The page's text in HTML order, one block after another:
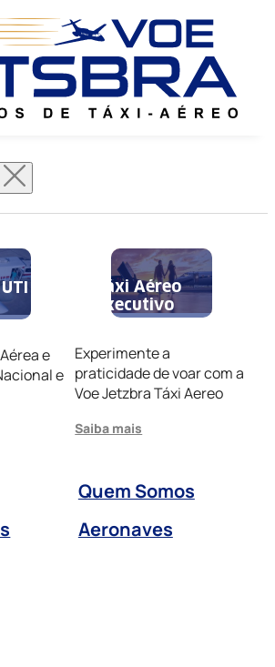
e
e
Táxi Aéreo
Executivo
Experimente a
praticidade de voar com a
Voe Jetzbra Táxi Aereo
Saiba mais
Quem Somos
Aeronaves